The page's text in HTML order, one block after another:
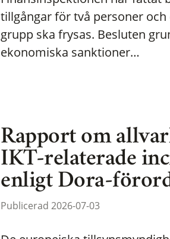
tillgångar för två personer och
grupp ska frysas. Besluten
ekonomiska sanktioner…
Rapport om
IKT-relaterade
enligt Dora-
Publicerad 2026-07-03